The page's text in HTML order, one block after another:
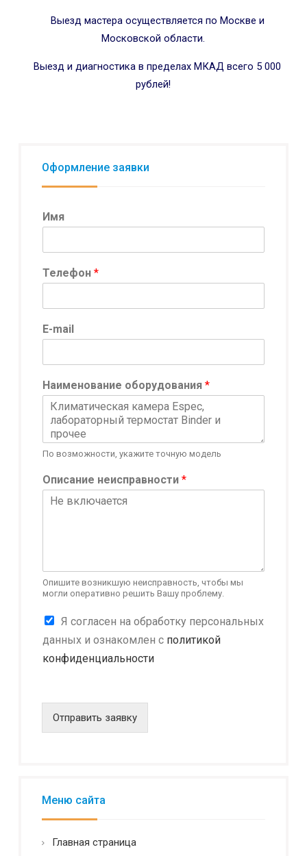
Выезд мастера осуществляется по Москве и
Московской области.
Выезд и диагностика в пределах МКАД всего 5 000
рублей!
Оформление заявки
Имя
*
E
m
i
E
m
Телефон *
E-mail
Наименование оборудования *
По возможности, укажите точную модель
Описание неисправности *
Опишите возникшую неисправность, чтобы мы
могли оперативно решить Вашу проблему.
К
н
ф
е
н
с
т
Я согласен на обработку персональных
данных и ознакомлен с политикой
конфиденциальности
Отправить заявку
Меню сайта
Главная страница